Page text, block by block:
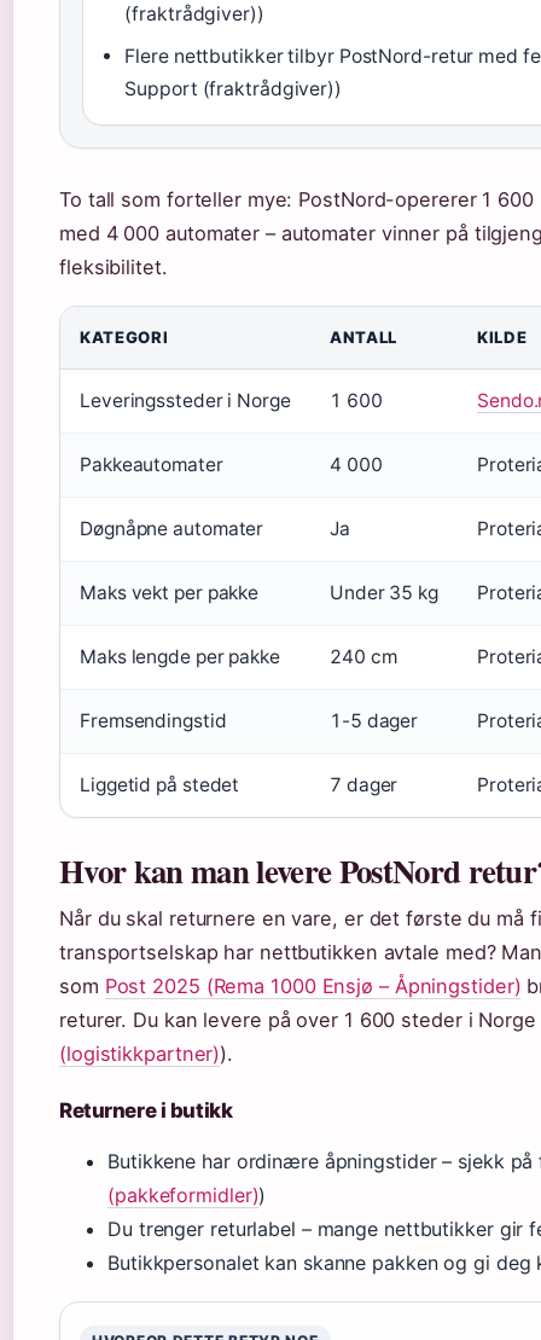
(fraktrådgiver))
Flere nettbutikker tilbyr PostNord-retur med
Support (fraktrådgiver))
To tall som forteller mye: PostNord-opererer 1
med 4 000 automater – automater vinner på
fleksibilitet.
KATEGORI ANTALL KILDE
Leveringssteder i Norge 1 600
Pakkeautomater 4 000
Døgnåpne automater Ja
Maks vekt per pakke Under 35 kg
Maks lengde per pakke 240 cm
Fremsendingstid 1-5 dager
Liggetid på stedet 7 dager
Hvor kan man levere PostNord
Når du skal returnere en vare, er det første du må
transportselskap har nettbutikken avtale med?
som Post 2025 (Rema 1000 Ensjø – Åpningstider)
returer. Du kan levere på over 1 600 steder i Norge
(logistikkpartner)).
Returnere i butikk
Butikkene har ordinære åpningstider – sjekk på
(pakkeformidler))
Du trenger returlabel – mange nettbutikker gir
Butikkpersonalet kan skanne pakken og gi deg